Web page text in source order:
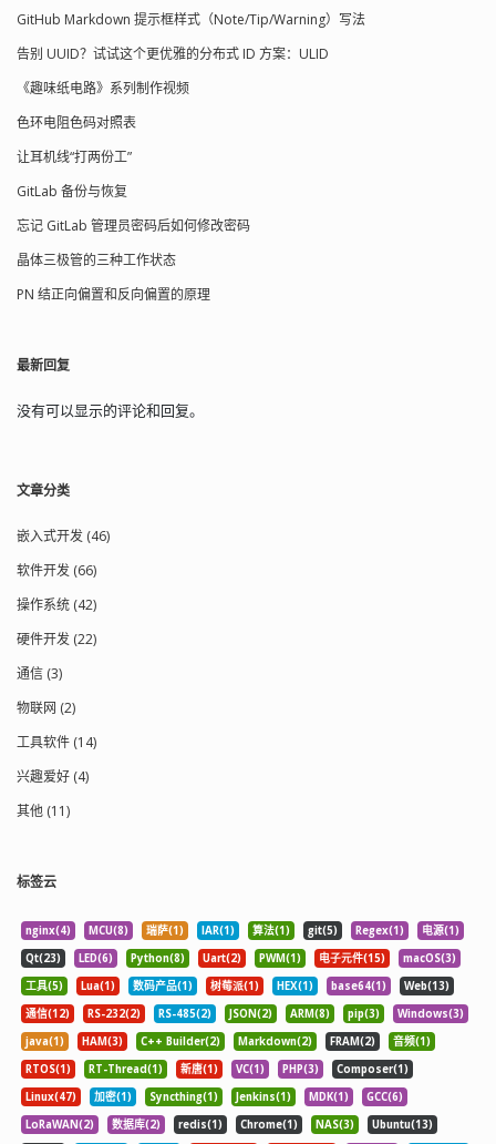
GitHub Markdown 提示框样式（Note/Tip/Warning）写法
告别 UUID？试试这个更优雅的分布式 ID 方案：ULID
《趣味纸电路》系列制作视频
色环电阻色码对照表
让耳机线“打两份工”
GitLab 备份与恢复
忘记 GitLab 管理员密码后如何修改密码
晶体三极管的三种工作状态
PN 结正向偏置和反向偏置的原理
最新回复
没有可以显示的评论和回复。
文章分类
嵌入式开发 (46)
软件开发 (66)
操作系统 (42)
硬件开发 (22)
通信 (3)
物联网 (2)
工具软件 (14)
兴趣爱好 (4)
其他 (11)
标签云
nginx(4) MCU(8) 瑞萨(1) IAR(1) 算法(1) git(5) Regex(1)
电源(1)
Qt(23)
LED(6) Python(8) Uart(2) PWM(1) 电子元件(15)
macOS(3)
工具(5)
Lua(1) 数码产品(1) 树莓派(1) HEX(1) base64(1)
Web(13)
通信(12)
RS-232(2) RS-485(2) JSON(2) ARM(8) pip(3)
Windows(3)
java(1)
HAM(3) C++ Builder(2) Markdown(2) FRAM(2)
音频(1)
RTOS(1)
RT-Thread(1) 新唐(1) VC(1) PHP(3)
Composer(1)
Linux(47)
加密(1) Syncthing(1) Jenkins(1) MDK(1)
GCC(6)
LoRaWAN(2)
数据库(2) redis(1) Chrome(1) NAS(3)
Ubuntu(13)